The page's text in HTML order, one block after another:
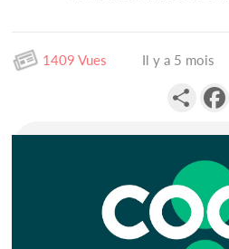
1409 Vues Il y a 5 mois